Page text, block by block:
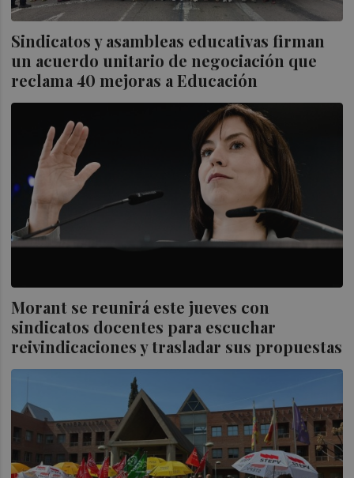
Sindicatos y asambleas educativas firman
un acuerdo unitario de negociación que
reclama 40 mejoras a Educación
Morant se reunirá este jueves con
sindicatos docentes para escuchar
reivindicaciones y trasladar sus propuestas